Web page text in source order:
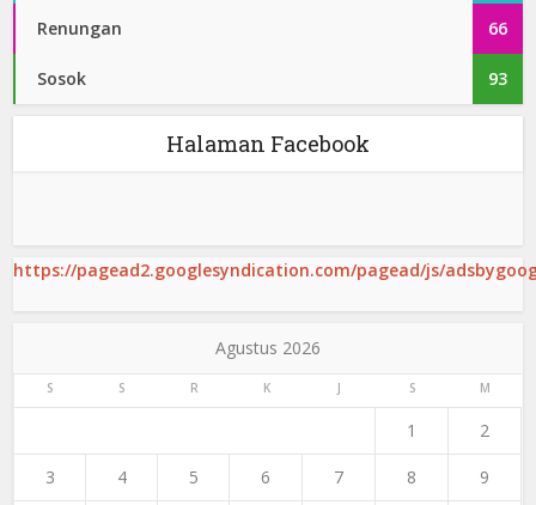
Renungan 66
Sosok 93
Halaman Facebook
https://pagead2.googlesyndication.com/pagead/js/
Agustus 2026
S S R K J S M
1 2
3 4 5 6 7 8 9